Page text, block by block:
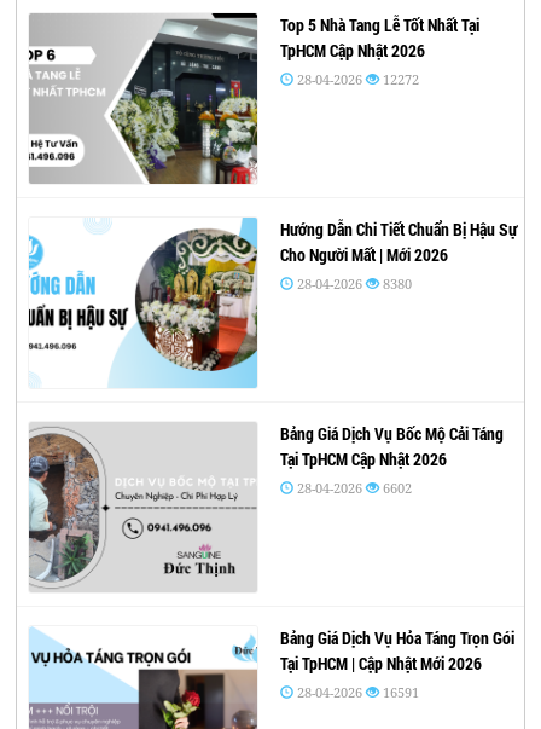
Top 5 Nhà Tang Lễ Tốt Nhất Tại
TpHCM Cập Nhật 2026
28-04-2026 12272
Hướng Dẫn Chi Tiết Chuẩn Bị Hậu Sự
Cho Người Mất | Mới 2026
28-04-2026 8380
Bảng Giá Dịch Vụ Bốc Mộ Cải Táng
Tại TpHCM Cập Nhật 2026
28-04-2026 6602
Bảng Giá Dịch Vụ Hỏa Táng Trọn Gói
Tại TpHCM | Cập Nhật Mới 2026
28-04-2026 16591